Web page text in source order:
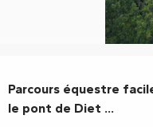
Description
Parcours équestre
le pont de Diet ...